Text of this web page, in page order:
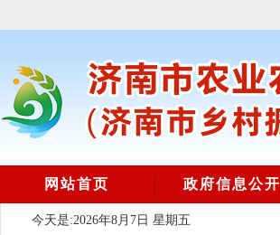
网站首页 政府信息公开
今天是:2026年8月7日 星期五